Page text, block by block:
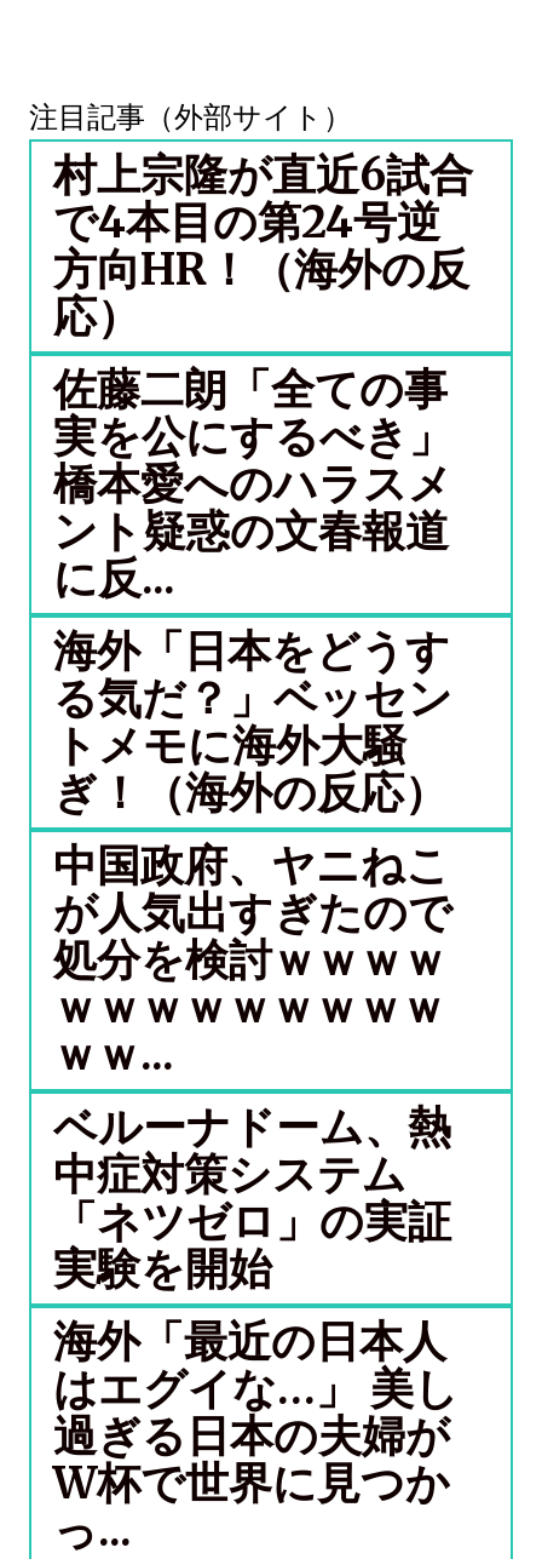
注目記事（外部サイト）
村上宗隆が直近6試合
で4本目の第24号逆
方向HR！（海外の反
応）
佐藤二朗「全ての事
実を公にするべき」
橋本愛へのハラスメ
ント疑惑の文春報道
に反...
海外「日本をどうす
る気だ？」ベッセン
トメモに海外大騒
ぎ！（海外の反応）
中国政府、ヤニねこ
が人気出すぎたので
処分を検討ｗｗｗｗ
ｗｗｗｗｗｗｗｗｗ
ｗｗ...
ベルーナドーム、熱
中症対策システム
「ネツゼロ」の実証
実験を開始
海外「最近の日本人
はエグイな…」 美し
過ぎる日本の夫婦が
W杯で世界に見つか
っ...